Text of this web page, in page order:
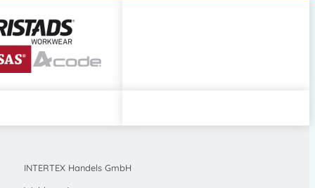
INTERTEX Handels GmbH